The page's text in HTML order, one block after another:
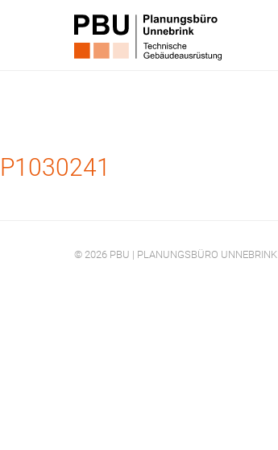
P1030241
© 2026 PBU | PLANUNGSBÜRO UNNEBRINK